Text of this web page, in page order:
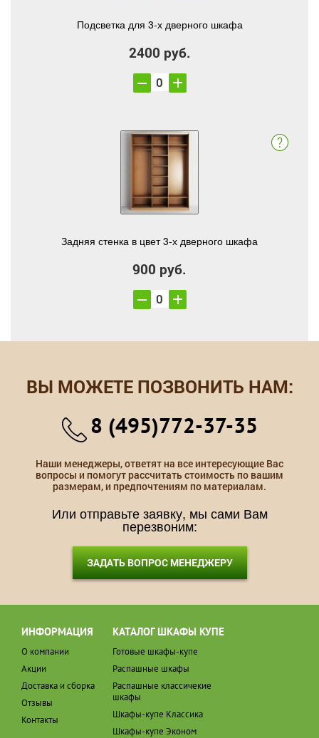
Подсветка для 3-х дверного шкафа
2400 руб.
Задняя стенка в цвет 3-х дверного шкафа
900 руб.
ВЫ МОЖЕТЕ ПОЗВОНИТЬ НАМ:
8 (495)772-37-35
Наши менеджеры, ответят на все интересующие Вас
вопросы и помогут рассчитать стоимость по вашим
размерам, и предпочтениям по материалам.
Или отправьте заявку, мы сами Вам
перезвоним:
ЗАДАТЬ ВОПРОС МЕНЕДЖЕРУ
ИНФОРМАЦИЯ
О компании
Акции
Доставка и сборка
Отзывы
Контакты
КАТАЛОГ ШКАФЫ КУПЕ
Готовые шкафы-купе
Распашные шкафы
Распашные классичекие
шкафы
Шкафы-купе Классика
Шкафы-купе Эконом